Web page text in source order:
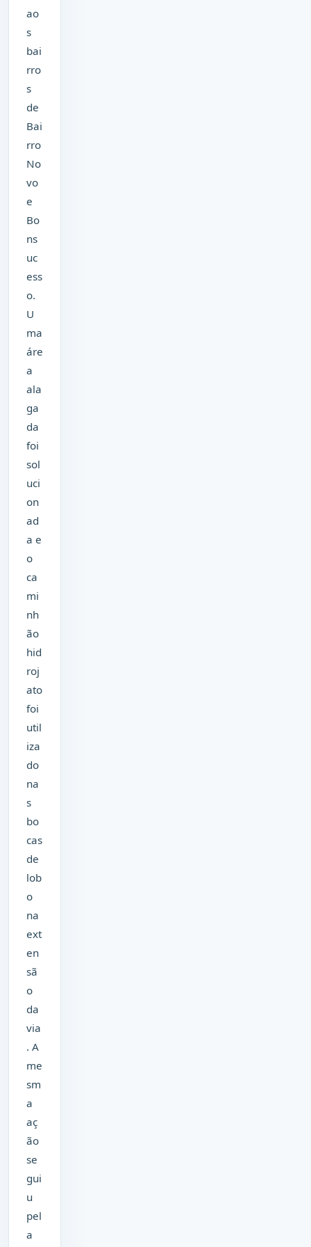
ao
s
bai
rro
s
de
Bai
rro
No
vo
e
Bo
ns
uc
ess
o.
U
ma
áre
a
ala
ga
da
foi
sol
uci
on
ad
a e
o
ca
mi
nh
ão
hid
roj
ato
foi
util
iza
do
na
s
bo
cas
de
lob
o
na
ext
en
sã
o
da
via
. A
me
sm
a
aç
ão
se
gui
u
pel
a